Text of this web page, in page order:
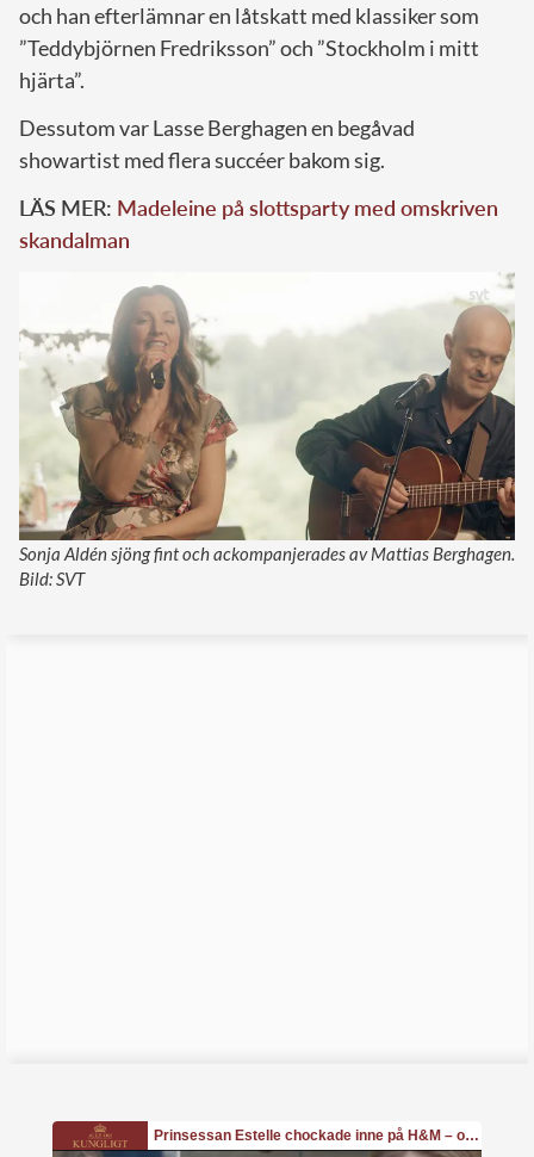
och han efterlämnar en låtskatt med klassiker som
”Teddybjörnen Fredriksson” och ”Stockholm i mitt
hjärta”.
Dessutom var Lasse Berghagen en begåvad
showartist med flera succéer bakom sig.
LÄS MER: Madeleine på slottsparty med omskriven
skandalman
Sonja Aldén sjöng fint och ackompanjerades av Mattias Berghagen.
Bild: SVT